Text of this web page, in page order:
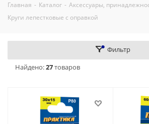
Главная - Каталог - Аксессуары,
Круги лепестковые с оправкой
Фильтр
Найдено:27товаров